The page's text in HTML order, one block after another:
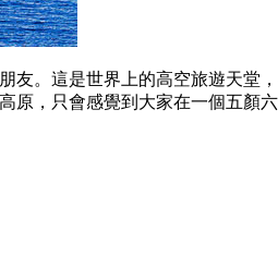
。這是世界上的高空旅遊天堂
，只會感覺到大家在一個五顏